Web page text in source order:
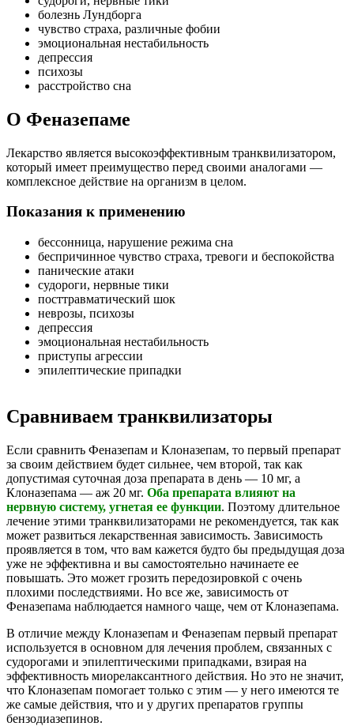
болезнь Лундборга
чувство страха, различные фобии
эмоциональная нестабильность
депрессия
психозы
расстройство сна
О Феназепаме
Лекарство является высокоэффективным транквилизатором,
который имеет преимущество перед своими аналогами —
комплексное действие на организм в целом.
Показания к применению
бессонница, нарушение режима сна
беспричинное чувство страха, тревоги и беспокойства
панические атаки
судороги, нервные тики
посттравматический шок
неврозы, психозы
депрессия
эмоциональная нестабильность
приступы агрессии
эпилептические припадки
Сравниваем транквилизаторы
Если сравнить Феназепам и Клоназепам, то первый препарат
за своим действием будет сильнее, чем второй, так как
допустимая суточная доза препарата в день — 10 мг, а
Клоназепама — аж 20 мг. Оба препарата влияют на
нервную систему, угнетая ее функции. Поэтому длительное
лечение этими транквилизаторами не рекомендуется, так как
может развиться лекарственная зависимость. Зависимость
проявляется в том, что вам кажется будто бы предыдущая доза
уже не эффективна и вы самостоятельно начинаете ее
повышать. Это может грозить передозировкой с очень
плохими последствиями. Но все же, зависимость от
Феназепама наблюдается намного чаще, чем от Клоназепама.
В отличие между Клоназепам и Феназепам первый препарат
используется в основном для лечения проблем, связанных с
судорогами и эпилептическими припадками, взирая на
эффективность миорелаксантного действия. Но это не значит,
что Клоназепам помогает только с этим — у него имеются те
же самые действия, что и у других препаратов группы
бензодиазепинов.